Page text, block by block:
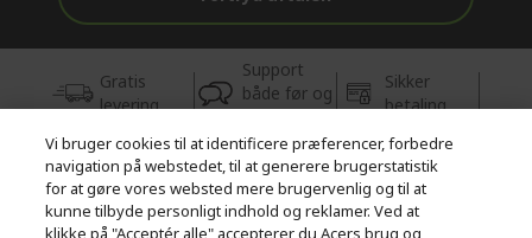
Gratis
levering
Support
både før og
efter købet
Sikker
betaling
© 2026 Acer Inc.
CPYou BV er autoriseret forhandler og sælger af de produkter og
tjenester, der tilbydes i denne butik.
Vi bruger cookies til at identificere præferencer, forbedre
navigation på webstedet, til at generere brugerstatistik
for at gøre vores websted mere brugervenlig og til at
kunne tilbyde personligt indhold og reklamer. Ved at
klikke på "Acceptér alle" accepterer du Acers brug og